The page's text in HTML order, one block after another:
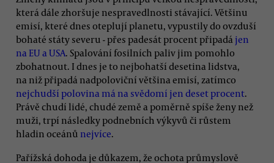
která dále zhoršuje nespravedlnosti stávající. Většinu
emisí, které dnes oteplují planetu, vypustily do ovzduší
bohaté státy severu - přes padesát procent připadá jen
na EU a USA. Spalování fosilních paliv jim pomohlo
zbohatnout. I dnes je to nejbohatší desetina lidstva,
na niž připadá nadpoloviční většina emisí, zatímco
nejchudší polovina má na svědomí jen deset procent.
Právě chudí lidé, chudé země a poměrně spíše ženy než
muži, trpí následky podnebních výkyvů či růstem
hladin oceánů nejvíce.
Pařížská dohoda je důkazem, že ochota průmyslově